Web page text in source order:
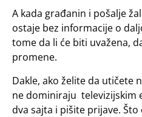
A kada građanin i pošalje
ostaje bez informacije o
tome da li će biti uvažena,
promene.
Dakle, ako želite da utičete
ne dominiraju televizijskim
dva sajta i pišite prijave.